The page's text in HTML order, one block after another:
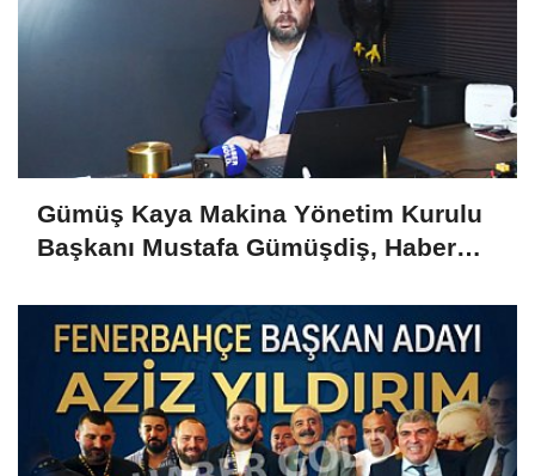
Gümüş Kaya Makina Yönetim Kurulu
Başkanı Mustafa Gümüşdiş, Haber